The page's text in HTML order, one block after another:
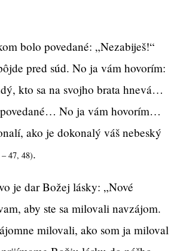
bolo povedané: „Nezabiješ!“
pred súd. No ja vám hovorím:
kto sa na svojho brata hnevá…
No ja vám hovorím…
ako je dokonalý váš nebeský
47, 48).
je dar Božej lásky: „Nové
aby ste sa milovali navzájom.
milovali, ako som ja miloval